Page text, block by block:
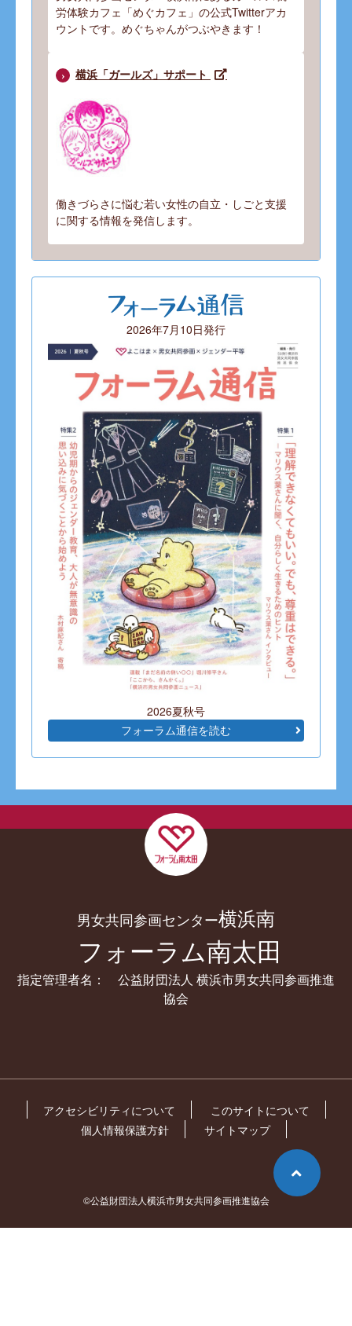
労体験カフェ「めぐカフェ」の公式Twitterアカ
ウントです。めぐちゃんがつぶやきます！
横浜「ガールズ」サポート
働きづらさに悩む若い女性の自立・しごと支援
に関する情報を発信します。
2026年7月10日発行
2026夏秋号
フォーラム通信を読む
男女共同参画センター横浜南
フォーラム南太田
指定管理者名： 公益財団法人 横浜市男女共同参画推進
協会
アクセシビリティについて
このサイトについて
個人情報保護方針
サイトマップ
©公益財団法人横浜市男女共同参画推進協会